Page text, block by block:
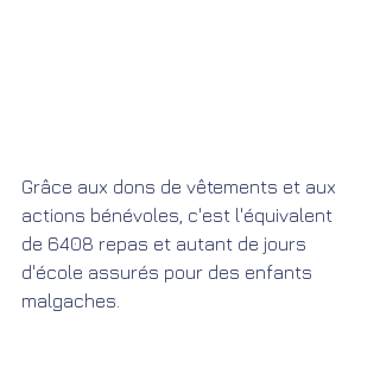
Grâce aux dons de vêtements et aux
actions bénévoles, c'est l'équivalent
de 6408 repas et autant de jours
d'école assurés pour des enfants
malgaches.